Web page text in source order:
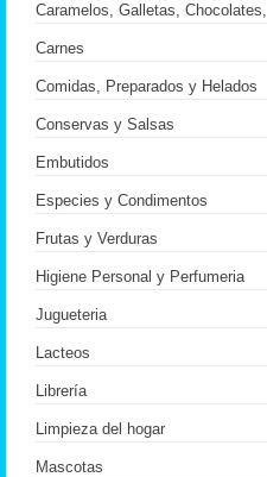
Caramelos, Galletas, Chocolates,
Carnes
Comidas, Preparados y Helados
Conservas y Salsas
Embutidos
Especies y Condimentos
Frutas y Verduras
Higiene Personal y Perfumeria
Jugueteria
Lacteos
Librería
Limpieza del hogar
Mascotas